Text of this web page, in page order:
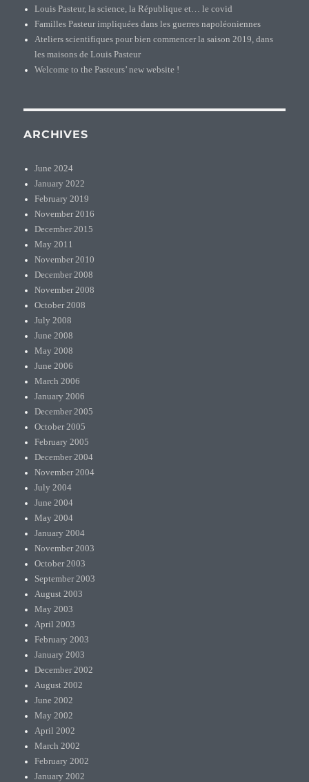
Louis Pasteur, la science, la République et… le covid
Familles Pasteur impliquées dans les guerres napoléoniennes
Ateliers scientifiques pour bien commencer la saison 2019, dans
les maisons de Louis Pasteur
Welcome to the Pasteurs’ new website !
ARCHIVES
June 2024
January 2022
February 2019
November 2016
December 2015
May 2011
November 2010
December 2008
November 2008
October 2008
July 2008
June 2008
May 2008
June 2006
March 2006
January 2006
December 2005
October 2005
February 2005
December 2004
November 2004
July 2004
June 2004
May 2004
January 2004
November 2003
October 2003
September 2003
August 2003
May 2003
April 2003
February 2003
January 2003
December 2002
August 2002
June 2002
May 2002
April 2002
March 2002
February 2002
January 2002